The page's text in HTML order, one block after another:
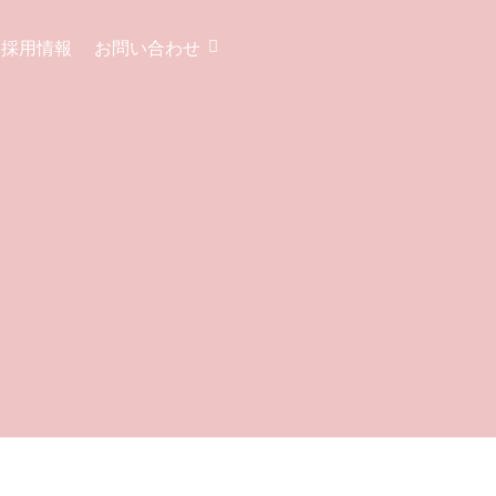
採用情報 お問い合わせ